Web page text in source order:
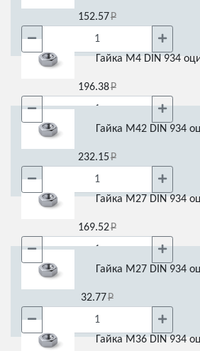
152.57
Гайка М4 DIN 934
196.38
Гайка М42 DIN 934
232.15
Гайка М27 DIN 934
169.52
Гайка М27 DIN 934
32.77
Гайка М36 DIN 934